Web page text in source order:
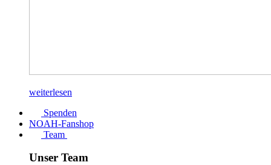
weiterlesen
Spenden
NOAH-Fanshop
Team
Unser Team